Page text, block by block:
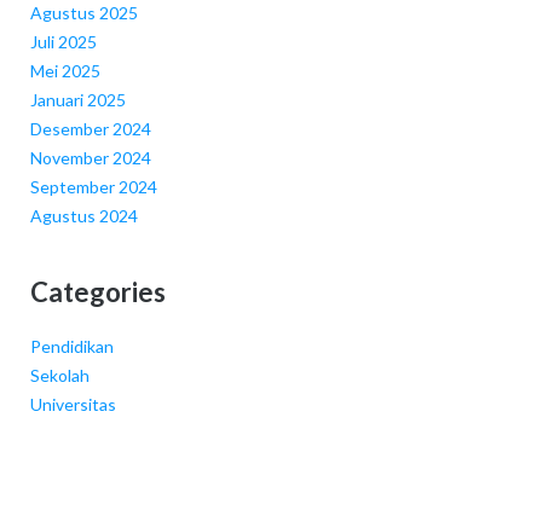
Agustus 2025
Juli 2025
Mei 2025
Januari 2025
Desember 2024
November 2024
September 2024
Agustus 2024
Categories
Pendidikan
Sekolah
Universitas